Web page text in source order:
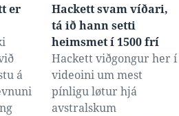
er
á
Hackett svam víðari,
tá ið hann setti
heimsmet í 1500 frí
Hackett viðgongur her í
videoini um mest
pínligu løtur hjá
avstralskum